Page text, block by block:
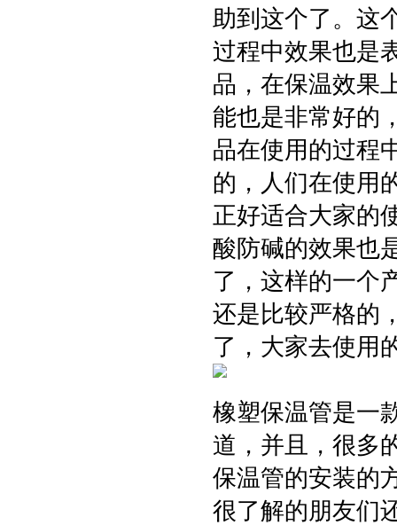
助到这个了。这
过程中效果也是
品，在保温效果
能也是非常好的
品在使用的过程
的，人们在使用
正好适合大家的
酸防碱的效果也
了，这样的一个
还是比较严格的
了，大家去使用
橡塑保温管是一
道，并且，很多
保温管的安装的
很了解的朋友们